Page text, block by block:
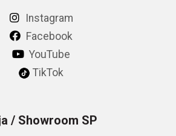
Instagram
Facebook
YouTube
TikTok
/ Showroom SP